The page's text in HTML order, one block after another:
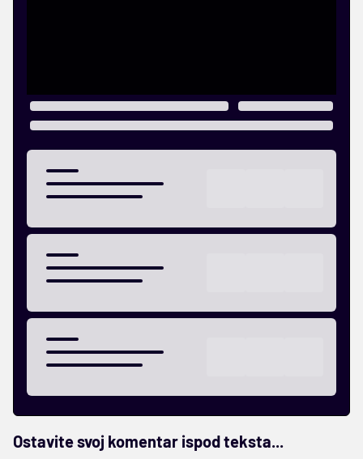
Ostavite svoj komentar ispod teksta...